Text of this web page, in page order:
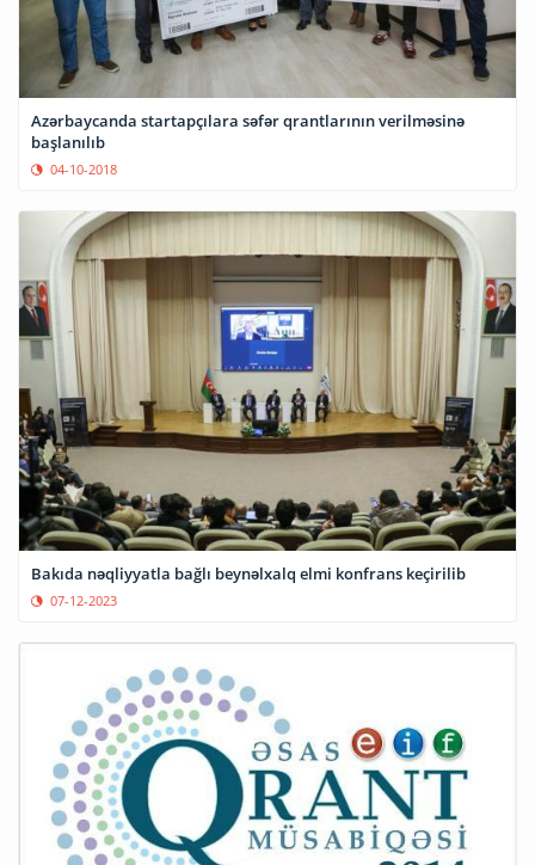
Azərbaycanda startapçılara səfər qrantlarının verilməsinə
başlanılıb
04-10-2018
Bakıda nəqliyyatla bağlı beynəlxalq elmi konfrans keçirilib
07-12-2023